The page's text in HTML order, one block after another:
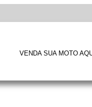
VENDA SUA MOTO